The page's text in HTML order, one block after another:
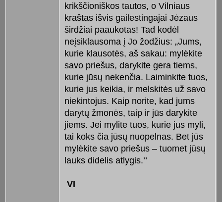
krikščioniškos tautos, o Vilniaus
kraštas išvis gailestingajai Jėzaus
širdžiai paaukotas! Tad kodėl
neįsiklausoma į Jo žodžius: „Jums,
kurie klausotės, aš sakau: mylėkite
savo priešus, darykite gera tiems,
kurie jūsų nekenčia. Laiminkite tuos,
kurie jus keikia, ir melskitės už savo
niekintojus. Kaip norite, kad jums
darytų žmonės, taip ir jūs darykite
jiems. Jei mylite tuos, kurie jus myli,
tai koks čia jūsų nuopelnas. Bet jūs
mylėkite savo priešus – tuomet jūsų
lauks didelis atlygis.’’
VI